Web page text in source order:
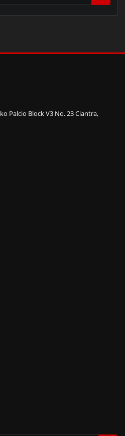
Palcio Block V3 No. 23 Ciantra,